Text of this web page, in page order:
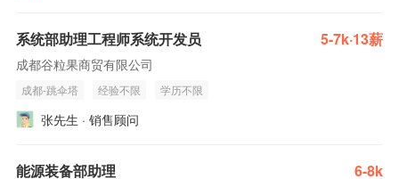
系统部助理工程师系统开发员 5-7k·13薪
成都谷粒果商贸有限公司
成都-跳伞塔 经验不限 学历不限
张先生 · 销售顾问
能源装备部助理 6-8k